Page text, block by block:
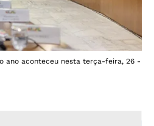
ano aconteceu nesta terça-feira, 26 -